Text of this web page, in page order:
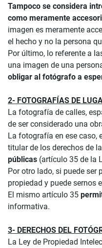
Tampoco se considera
como meramente
imagen es meramente
el hecho y no la persona
Por último, lo referente a
una imagen de una
obligar al fotógrafo a
2- FOTOGRAFÍAS DE
La fotografía de calles,
de ser considerado una
La fotografía en ese caso,
titular de los derechos de
públicas (artículo 35 de la
Por otro lado, si puede
propiedad y puede sernos
El mismo artículo 35
informativa.
3- DERECHOS DEL
La Ley de Propiedad